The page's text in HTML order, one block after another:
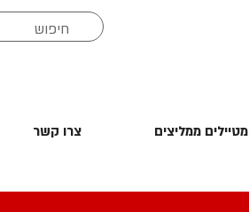
מטיילים ממליצים צרו קשר